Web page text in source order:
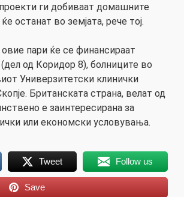
ги добиваат домашните
останат во земјата, рече тој.
пари ќе се финансираат
од Коридор 8), болниците во
Универзитетски клинички
Британската страна, велат од
е заинтересирана за
или економски условувања.
Tweet Follow us
Save